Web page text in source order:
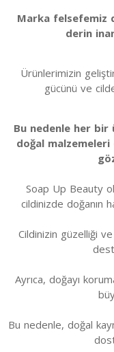
Marka felsefemiz
derin
Ürünlerimizin
gücünü ve
Bu nedenle her bir
doğal
Soap Up Beauty
cildinizde doğanın
Cildinizin güzelliği
Ayrıca, doğayı
Bu nedenle, doğal